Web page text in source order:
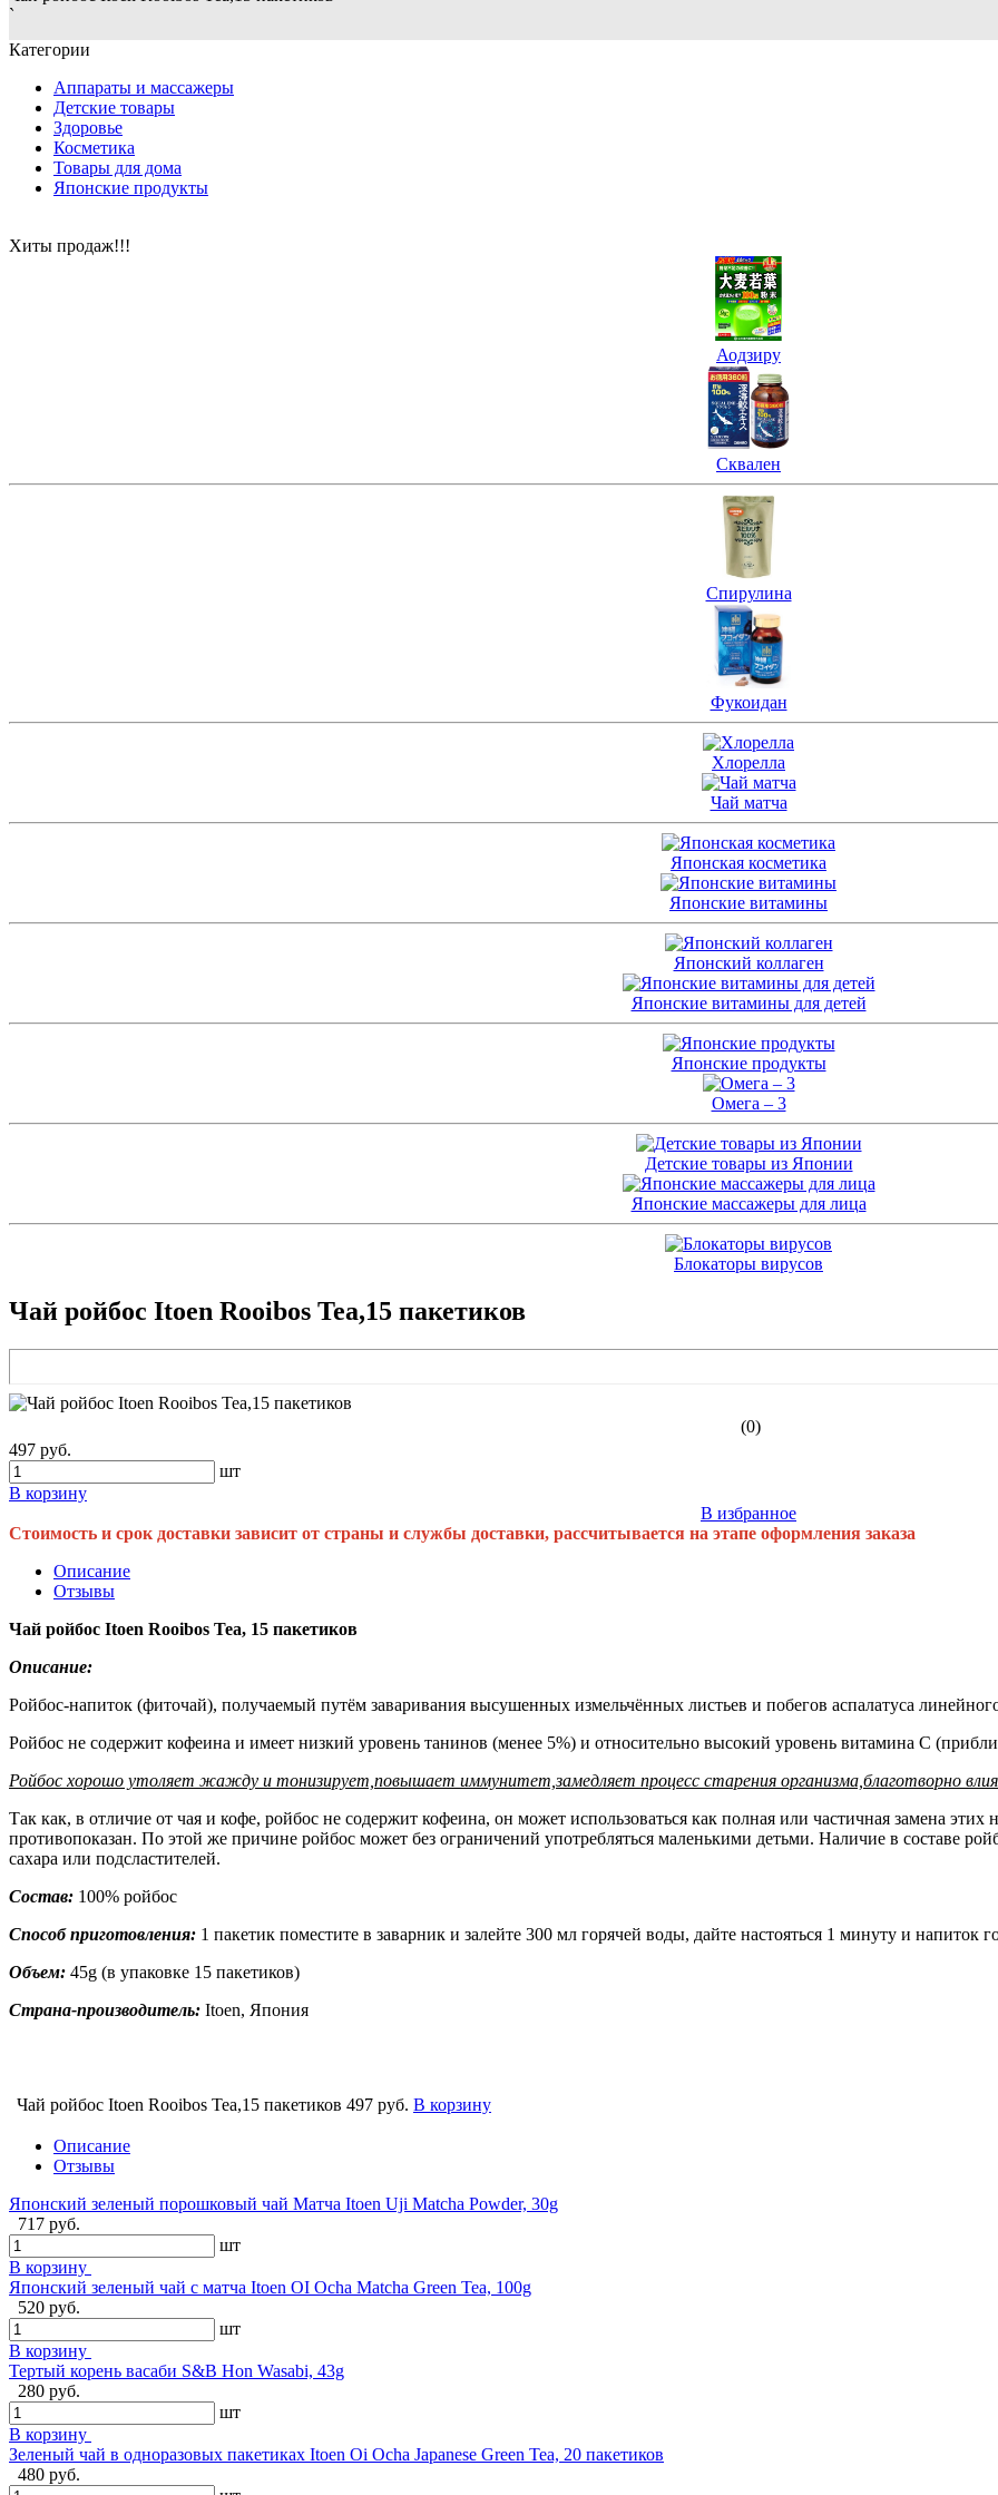
`
Категории
Аппараты и массажеры
Детские товары
Здоровье
Косметика
Товары для дома
Японские продукты
Хиты продаж!!!
Аодзиру
Сквален
Спирулина
Фукоидан
Хлорелла
Чай матча
Японская косметика
Японские витамины
Японский коллаген
Японские витамины для детей
Японские продукты
Омега – 3
Детские товары из Японии
Японские массажеры для лица
Блокаторы вирусов
Чай ройбос Itoen Rooibos Tea,15 пакетиков
(0)
497 руб.
шт
В корзину
В избранное
Стоимость и срок доставки зависит от страны и службы доставки, рассчитывается на этапе оформления заказа
Описание
Отзывы
Чай ройбос Itoen Rooibos Tea, 15 пакетиков
Описание:
Ройбос-напиток (фиточай), получаемый путём заваривания высушенных измельчённых листьев и побегов аспалатуса
Ройбос не содержит кофеина и имеет низкий уровень танинов (менее 5%) и относительно высокий уровень витамина С
Ройбос хорошо утоляет жажду и тонизирует,повышает иммунитет,замедляет процесс старения организма,благотворно
Так как, в отличие от чая и кофе, ройбос не содержит кофеина, он может использоваться как полная или частичная замена
противопоказан. По этой же причине ройбос может без ограничений употребляться маленькими детьми. Наличие в составе
сахара или подсластителей.
Состав: 100% ройбос
Способ приготовления: 1 пакетик поместите в заварник и залейте 300 мл горячей воды, дайте настояться 1 минуту и напиток
Объем: 45g (в упаковке 15 пакетиков)
Страна-производитель: Itoen, Япония
Чай ройбос Itoen Rooibos Tea,15 пакетиков 497 руб. В корзину
Описание
Отзывы
Японский зеленый порошковый чай Матча Itoen Uji Matcha Powder, 30g
717 руб.
шт
В корзину
Японский зеленый чай с матча Itoen OI Ocha Matcha Green Tea, 100g
520 руб.
шт
В корзину
Тертый корень васаби S&B Hon Wasabi, 43g
280 руб.
шт
В корзину
Зеленый чай в одноразовых пакетиках Itoen Oi Ocha Japanese Green Tea, 20 пакетиков
480 руб.